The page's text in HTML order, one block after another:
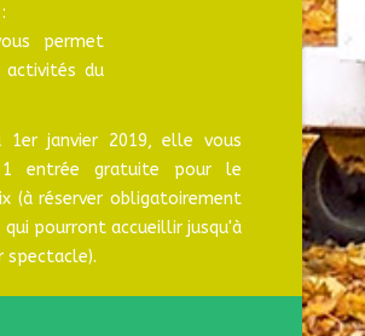
permet
du
1er janvier 2019, elle vous
entrée gratuite pour le
(à réserver obligatoirement
qui pourront accueillir jusqu'à
spectacle).